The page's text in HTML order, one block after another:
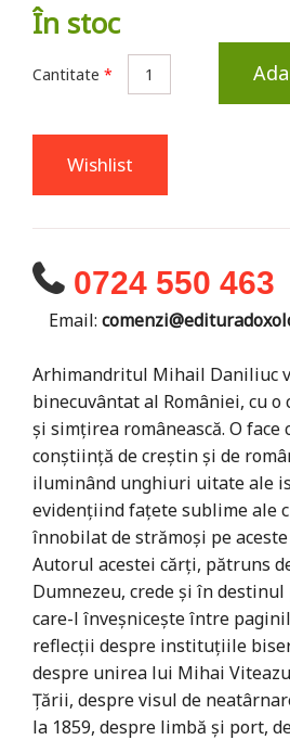
În stoc
Cantitate *
Wishlist
0724 550 463
Email:
Arhimandritul Mihail Daniliuc
binecuvântat al României, cu
și simțirea românească. O face
conștiință de creștin și de
iluminând unghiuri uitate ale
evidențiind fațete sublime ale
înnobilat de strămoși pe
Autorul acestei cărți, pătruns
Dumnezeu, crede și în
care-l înveșnicește între
reflecții despre instituțiile
despre unirea lui Mihai
Țării, despre visul de
la 1859, despre limbă și port,